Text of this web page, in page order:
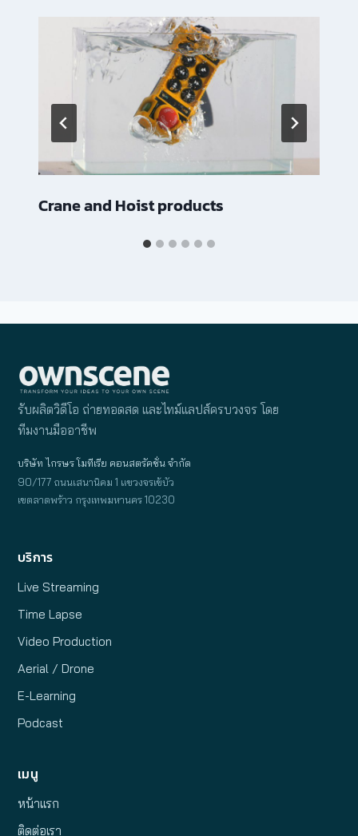
Crane and Hoist products
รับผลิตวิดีโอ ถ่ายทอดสด และไทม์แลปส์ครบวงจร โดย
ทีมงานมืออาชีพ
บริษัท ไกรษร โมทีเรีย คอนสตรัคชั่น จำกัด
90/177 ถนนเสนานิคม 1 แขวงจรเข้บัว
เขตลาดพร้าว กรุงเทพมหานคร 10230
บริการ
Live Streaming
Time Lapse
Video Production
Aerial / Drone
E-Learning
Podcast
เมนู
หน้าแรก
ติดต่อเรา